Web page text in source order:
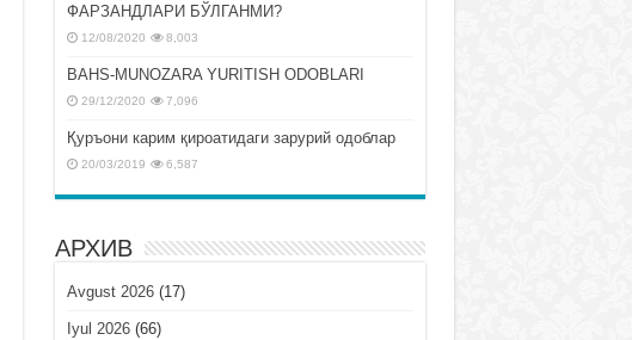
ФАРЗАНДЛАРИ БЎЛГАНМИ?
12/08/2020 8,003
BAHS-MUNOZARA YURITISH ODOBLARI
29/12/2020 7,096
Қуръони карим қироатидаги зарурий одоблар
20/03/2019 6,587
АРХИВ
Avgust 2026(17)
Iyul 2026(66)